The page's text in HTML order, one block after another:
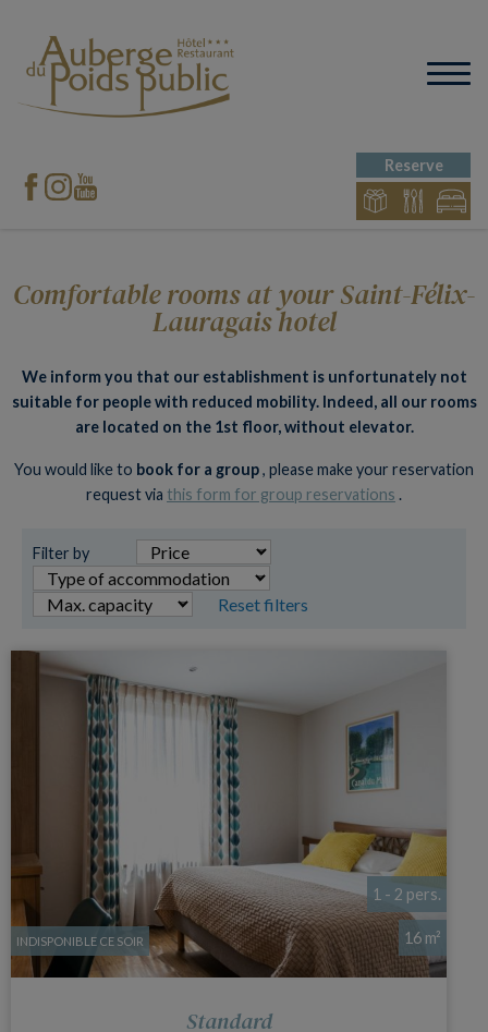
Reserve
Comfortable rooms at your Saint-Félix-
Lauragais hotel
We inform you that our establishment is unfortunately not
suitable for people with reduced mobility. Indeed, all our rooms
are located on the 1st floor, without elevator.
You would like to book for a group, please make your reservation
request via this form for group reservations .
Filter by
Reset filters
1 - 2 pers.
16 m²
INDISPONIBLE CE SOIR
Standard